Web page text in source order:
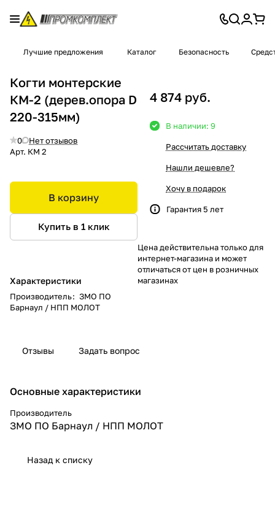
Лучшие предложения Каталог Безопасность
Когти монтерские
КМ-2 (дерев.опора D
220-315мм)
0
Нет отзывов
Арт. КМ 2
В корзину
Купить в 1 клик
Характеристики
Производитель: ЗМО ПО
Барнаул / НПП МОЛОТ
4 874 руб.
В наличии: 9
Рассчитать доставку
Нашли дешевле?
Хочу в подарок
Гарантия 5 лет
Цена действительна только для
интернет-магазина и может
отличаться от цен в розничных
магазинах
Отзывы Задать вопрос
Основные характеристики
Производитель
ЗМО ПО Барнаул / НПП МОЛОТ
Назад к списку